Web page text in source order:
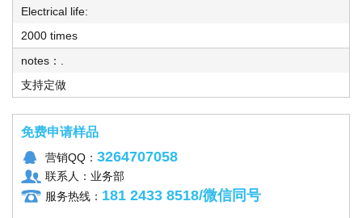
Electrical life:
2000 times
notes：.
支持定做
免费申请样品
营销QQ： 3264707058
联系人：业务部
服务热线： 181 2433 8518/微信同号